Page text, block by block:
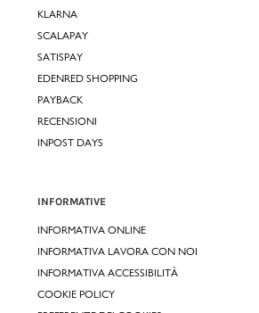
KLARNA
SCALAPAY
SATISPAY
EDENRED SHOPPING
PAYBACK
RECENSIONI
INPOST DAYS
INFORMATIVE
INFORMATIVA ONLINE
INFORMATIVA LAVORA CON NOI
INFORMATIVA ACCESSIBILITÀ
COOKIE POLICY